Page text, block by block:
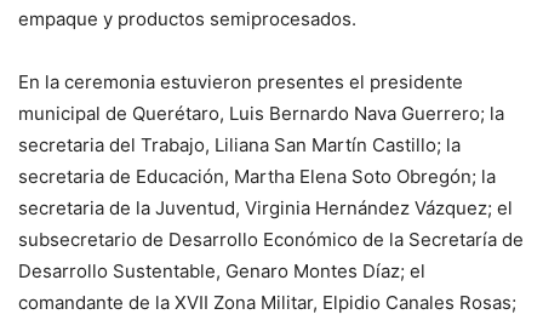
empaque y productos semiprocesados.
En la ceremonia estuvieron presentes el presidente
municipal de Querétaro, Luis Bernardo Nava Guerrero; la
secretaria del Trabajo, Liliana San Martín Castillo; la
secretaria de Educación, Martha Elena Soto Obregón; la
secretaria de la Juventud, Virginia Hernández Vázquez; el
subsecretario de Desarrollo Económico de la Secretaría de
Desarrollo Sustentable, Genaro Montes Díaz; el
comandante de la XVII Zona Militar, Elpidio Canales Rosas;